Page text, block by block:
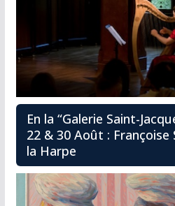
En la “Galerie Saint-
22 & 30 Août :
la Harpe